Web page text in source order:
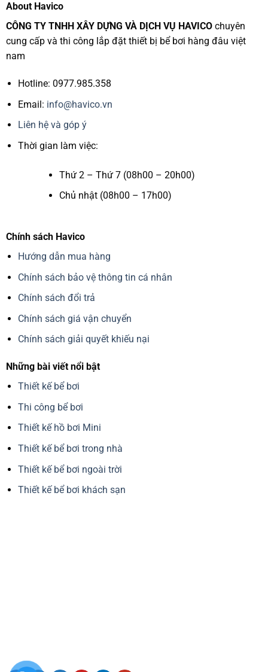
About Havico
CÔNG TY TNHH XÂY DỰNG VÀ DỊCH VỤ HAVICO chuyên
cung cấp và thi công lắp đặt thiết bị bể bơi hàng đâu việt
nam
Hotline: 0977.985.358
Email: info@havico.vn
Liên hệ và góp ý
Thời gian làm việc:
Thứ 2 – Thứ 7 (08h00 – 20h00)
Chủ nhật (08h00 – 17h00)
Chính sách Havico
Hướng dẫn mua hàng
Chính sách bảo vệ thông tin cá nhân
Chính sách đổi trả
Chính sách giá vận chuyển
Chính sách giải quyết khiếu nại
Những bài viết nổi bật
Thiết kế bể bơi
Thi công bể bơi
Thiết kế hồ bơi Mini
Thiết kế bể bơi trong nhà
Thiết kế bể bơi ngoài trời
Thiết kế bể bơi khách sạn